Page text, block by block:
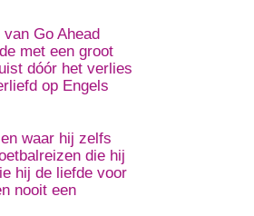
Go Ahead
met een groot
dóór het verlies
op Engels
waar hij zelfs
die hij
hij de liefde voor
nooit een